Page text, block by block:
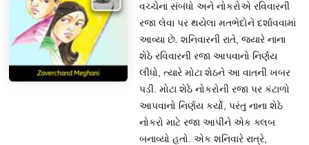
વચ્ચેના સંબંધો અને નોકરોએ રવિવારની
રજા લેવા પર થયેલા મતભેદોને દર્શાવવામાં
આવ્યા છે. શનિવારની રાતે, જ્યારે નાના
શેઠે રવિવારની રજા આપવાનો નિર્ણય
લીધો, ત્યારે મોટા શેઠને આ વાતની ખબર
પડી. મોટા શેઠે નોકરોની રજા પર કંટાળો
આપવાનો નિર્ણય કર્યો, પરંતુ નાના શેઠે
નોકરો માટે રજા આપીને એક ક્લબ
બનાવ્યો હતો. એક શનિવારે રાત્રે,